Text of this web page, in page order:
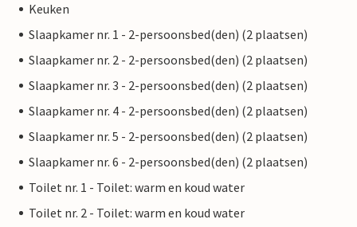
Keuken
Slaapkamer nr. 1 - 2-persoonsbed(den) (2 plaatsen)
Slaapkamer nr. 2 - 2-persoonsbed(den) (2 plaatsen)
Slaapkamer nr. 3 - 2-persoonsbed(den) (2 plaatsen)
Slaapkamer nr. 4 - 2-persoonsbed(den) (2 plaatsen)
Slaapkamer nr. 5 - 2-persoonsbed(den) (2 plaatsen)
Slaapkamer nr. 6 - 2-persoonsbed(den) (2 plaatsen)
Toilet nr. 1 - Toilet: warm en koud water
Toilet nr. 2 - Toilet: warm en koud water